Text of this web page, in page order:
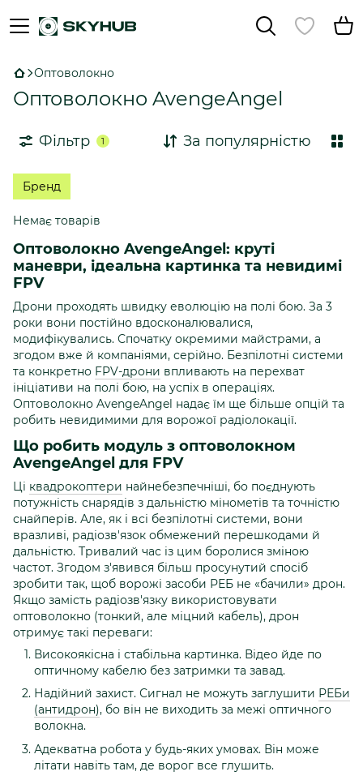
Оптоволокно
Оптоволокно AvengeAngel
Фільтр 1 За популярністю
Бренд
Немає товарів
Оптоволокно AvengeAngel: круті
маневри, ідеальна картинка та невидимі
FPV
Дрони проходять швидку еволюцію на полі бою. За 3
роки вони постійно вдосконалювалися,
модифікувались. Спочатку окремими майстрами, а
згодом вже й компаніями, серійно. Безпілотні системи
та конкретно FPV-дрони впливають на перехват
ініціативи на полі бою, на успіх в операціях.
Оптоволокно AvengeAngel надає їм ще більше опцій та
робить невидимими для ворожої радіолокації.
Що робить модуль з оптоволокном
AvengeAngel для FPV
Ці квадрокоптери найнебезпечніші, бо поєднують
потужність снарядів з дальністю мінометів та точністю
снайперів. Але, як і всі безпілотні системи, вони
вразливі, радіозв'язок обмежений перешкодами й
дальністю. Тривалий час із цим боролися зміною
частот. Згодом з'явився більш просунутий спосіб
зробити так, щоб ворожі засоби РЕБ не «бачили» дрон.
Якщо замість радіозв'язку використовувати
оптоволокно (тонкий, але міцний кабель), дрон
отримує такі переваги:
Високоякісна і стабільна картинка. Відео йде по
оптичному кабелю без затримки та завад.
Надійний захист. Сигнал не можуть заглушити РЕБи
(антидрон), бо він не виходить за межі оптичного
волокна.
Адекватна робота у будь-яких умовах. Він може
літати навіть там, де ворог все глушить.